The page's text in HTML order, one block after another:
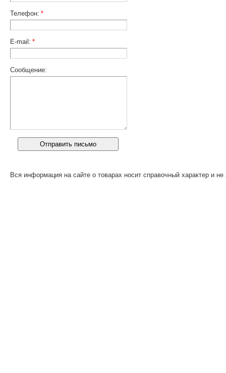
Телефон: *
E-mail: *
Сообщение:
Вся информация на сайте о товарах носит справочный характер и